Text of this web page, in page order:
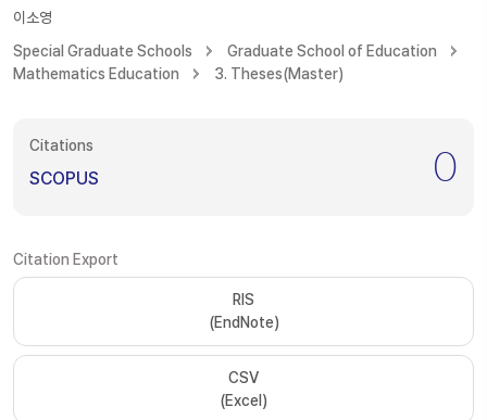
이소영
Special Graduate Schools
Graduate School of Education
Mathematics Education
3. Theses(Master)
Citations
SCOPUS 0
Citation Export
RIS
(EndNote)
CSV
(Excel)